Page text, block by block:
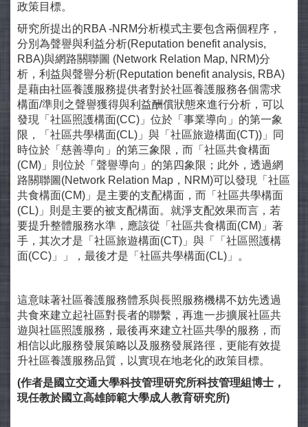
政策目標。
研究所提出的RBA -NRM分析模式主要包含兩個程序，
分別為聲譽與利益分析(Reputation benefit analysis,
RBA)與網路關聯圖 (Network Relation Map, NRM)分
析，利益與聲譽分析(Reputation benefit analysis, RBA)
是藉由社區養護服務提供者對於社區養護服務各個需求
構面/準則之聲譽獲得與利益酬償狀態來進行分析，可以
發現「社區照護構面(CC)」位於「事業導向」的第一象
限，「社區共學構面(CL)」與「社區旅遊構面(CT))」同
時位於「慈善導向」的第三象限，而「社區共食構面
(CM)」則位於「聲譽導向」的第四象限；此外，透過網
路關聯圖(Network Relation Map，NRM)可以發現「社區
共食構面(CM)」是主要的支配構面，而「社區共學構面
(CL)」則是主要的被支配構面。就淨支配效果而言，若
要提升整體服務水準，應該從「社區共食構面(CM)」著
手，其次才是「社區旅遊構面(CT)」與「「社區照護構
面(CC)」」，最後才是「社區共學構面(CL)」。
這意味著社區養護服務體系與長照服務機構不妨先透過
共食來建立起社區對長者的聯繫，再進一步擴展社區共
遊與社區照護服務，最後再來建立社區共學的服務，而
相信以此服務發展策略以及服務發展路徑，更能有效提
升社區養護服務品質，以實現在地老化的政策目標。
(作者是國立交通大學科技管理研究所科技管理組博士，
現任教於國立高雄師範大學成人教育研究所)